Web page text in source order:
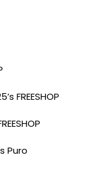
FREESHOP
Puro